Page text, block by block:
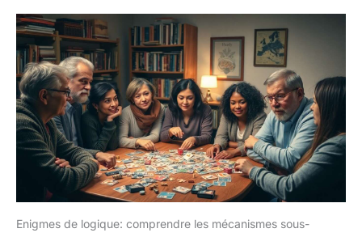
Enigmes de logique: comprendre les mécanismes sous-